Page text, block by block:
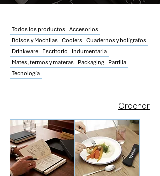
Todos los productos Accesorios
Bolsos y Mochilas Coolers Cuadernos y bolígrafos
Drinkware
Escritorio
Indumentaria
Mates, termos y materas
Packaging
Parrilla
Tecnología
Ordenar